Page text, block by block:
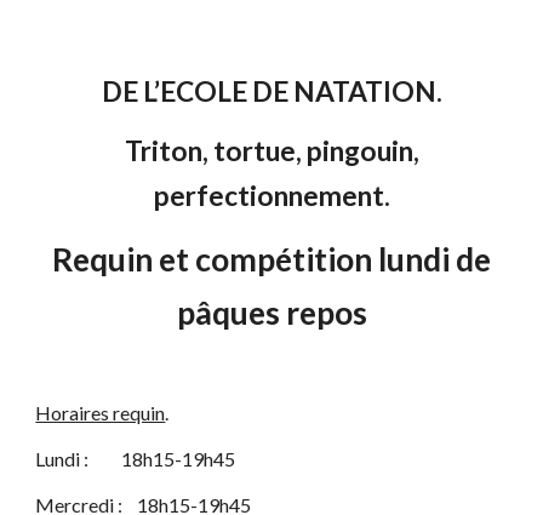
DE L’ECOLE DE NATATION.
Triton, tortue, pingouin,
perfectionnement.
Requin et compétition lundi de
pâques repos
Horaires requin.
Lundi : 18h15-19h45
Mercredi : 18h15-19h45